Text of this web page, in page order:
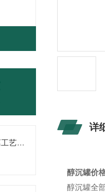
详
醇沉罐价
醇沉罐全
醇沉罐：高效沉淀与分离工艺的核心设备